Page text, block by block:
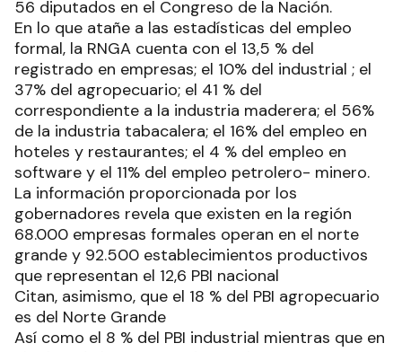
56 diputados en el Congreso de la Nación.
En lo que atañe a las estadísticas del empleo
formal, la RNGA cuenta con el 13,5 % del
registrado en empresas; el 10% del industrial ; el
37% del agropecuario; el 41 % del
correspondiente a la industria maderera; el 56%
de la industria tabacalera; el 16% del empleo en
hoteles y restaurantes; el 4 % del empleo en
software y el 11% del empleo petrolero- minero.
La información proporcionada por los
gobernadores revela que existen en la región
68.000 empresas formales operan en el norte
grande y 92.500 establecimientos productivos
que representan el 12,6 PBI nacional
Citan, asimismo, que el 18 % del PBI agropecuario
es del Norte Grande
Así como el 8 % del PBI industrial mientras que en